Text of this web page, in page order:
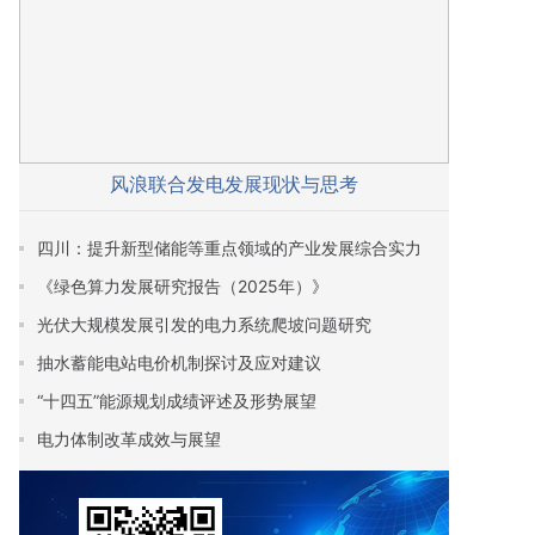
风浪联合发电发展现状与思考
四川：提升新型储能等重点领域的产业发展综合实力
《绿色算力发展研究报告（2025年）》
光伏大规模发展引发的电力系统爬坡问题研究
抽水蓄能电站电价机制探讨及应对建议
“十四五”能源规划成绩评述及形势展望
电力体制改革成效与展望